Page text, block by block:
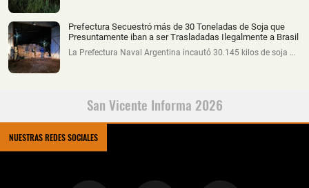
Prefectura Secuestró más de 30 Toneladas de Soja que
Presuntamente iban a ser Trasladadas Ilegalmente a Brasil
La Prefectura Naval Argentina incautó 30.145 kilos de soja …
San Vicente Informa 2026
NUESTRAS REDES SOCIALES